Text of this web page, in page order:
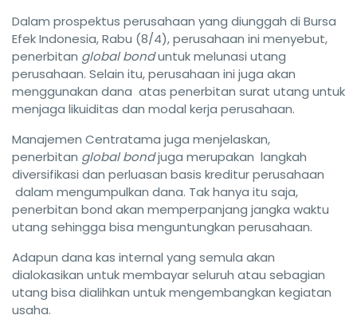
Dalam prospektus perusahaan yang diunggah di Bursa
Efek Indonesia, Rabu (8/4), perusahaan ini menyebut,
penerbitan global bonduntuk melunasi utang
perusahaan. Selain itu, perusahaan ini juga akan
menggunakan dana atas penerbitan surat utang untuk
menjaga likuiditas dan modal kerja perusahaan.
Manajemen Centratama juga menjelaskan,
penerbitan global bondjuga merupakan langkah
diversifikasi dan perluasan basis kreditur perusahaan
dalam mengumpulkan dana. Tak hanya itu saja,
penerbitan bond akan memperpanjang jangka waktu
utang sehingga bisa menguntungkan perusahaan.
Adapun dana kas internal yang semula akan
dialokasikan untuk membayar seluruh atau sebagian
utang bisa dialihkan untuk mengembangkan kegiatan
usaha.